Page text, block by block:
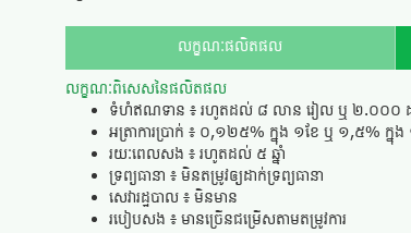
លក្ខណៈផលិតផល
លក្ខណៈពិសេសនៃផលិតផល
ទំហំឥណទាន ៖ រហូតដល់ ៨ លាន រៀល ឬ ២.០០០
អត្រាការប្រាក់ ៖ ០,១២៥% ក្នុង ១ខែ ឬ ១,៥% ក្នុង
រយៈពេលសង ៖ រហូតដល់ ៥ ឆ្នាំ
ទ្រព្យធានា ៖​ មិនតម្រូវឲ្យដាក់ទ្រព្យធានា
សេវារដ្ឋបាល ៖ មិនមាន
របៀបសង ៖ មានច្រើនជម្រើសតាមតម្រូវការ